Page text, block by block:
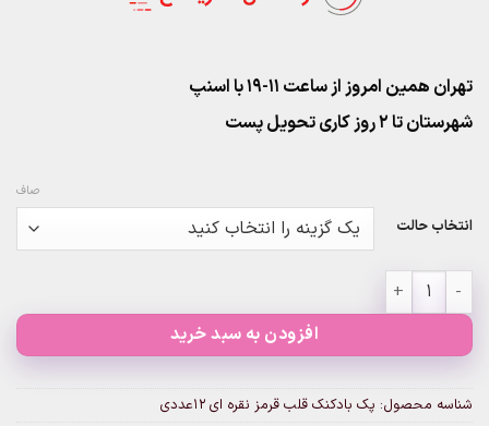
تهران همین امروز از ساعت ۱۱-۱۹ با اسنپ
شهرستان تا 2 روز کاری تحویل پست
انتخاب حالت
صاف
پک بادکنک قلب قرمز نقره ای 12عددی عدد
افزودن به سبد خرید
شناسه محصول: پک بادکنک قلب قرمز نقره ای 12عددی